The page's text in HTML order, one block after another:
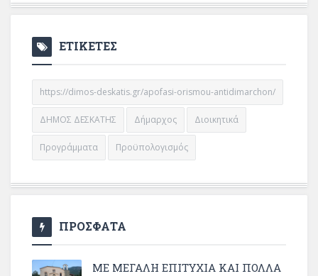
ΕΤΙΚΕΤΕΣ
https://dimos-deskatis.gr/apofasi-orismou-antidimarchon/
ΔΗΜΟΣ ΔΕΣΚΑΤΗΣ Δήμαρχος Διοικητικά
Προγράμματα Προϋπολογισμός
ΠΡΟΣΦΑΤΑ
ΜΕ ΜΕΓΆΛΗ ΕΠΙΤΥΧΊΑ ΚΑΙ ΠΟΛΛΆ